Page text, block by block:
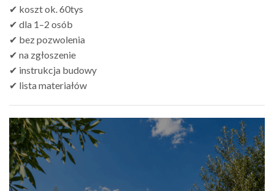
✔ koszt ok. 60tys
✔ dla 1–2 osób
✔ bez pozwolenia
✔ na zgłoszenie
✔ instrukcja budowy
✔ lista materiałów